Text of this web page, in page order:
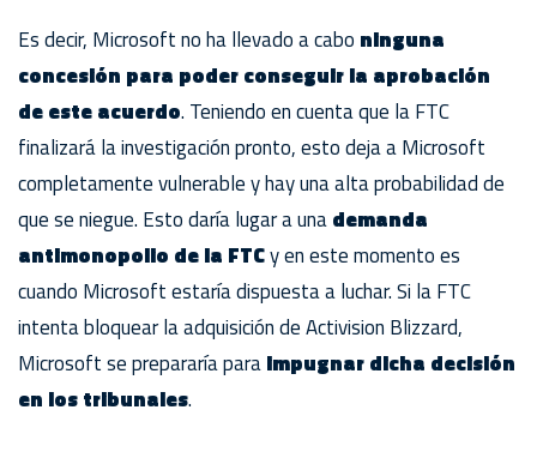
Es decir, Microsoft no ha llevado a cabo ninguna
concesión para poder conseguir la aprobación
de este acuerdo. Teniendo en cuenta que la FTC
finalizará la investigación pronto, esto deja a Microsoft
completamente vulnerable y hay una alta probabilidad de
que se niegue. Esto daría lugar a unademanda
antimonopolio de la FTCy en este momento es
cuando Microsoft estaría dispuesta a luchar. Si la FTC
intenta bloquear la adquisición de Activision Blizzard,
Microsoft se prepararía paraimpugnar dicha decisión
en los tribunales.